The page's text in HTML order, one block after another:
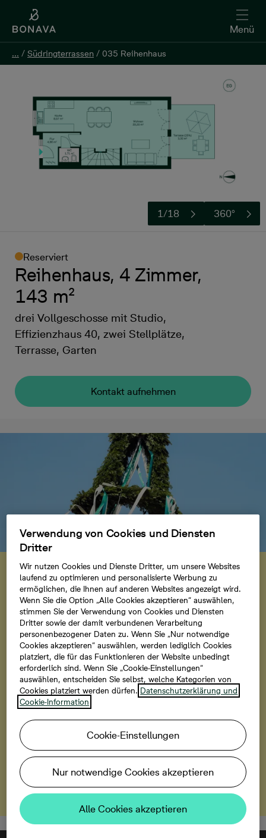
Menü
... / Südringterrassen / 035 Reihenhaus
1/18 360°
Reserviert
Reihenhaus, 4 Zimmer,
143 m²
drei Vollgeschosse mit Studio,
Effizienzhaus 40, zwei Stellplätze,
Terrasse, Garten
Kontakt aufnehmen
... / Südringterrassen / 035 Reihenhaus
Besuchen Sie uns zum
Richtfest
Möchten Sie sich einen Eindruck von der entstehenden
Nachbarschaft verschaffen? Am 19. August laden wir
Sie herzlich zum Richtfest ein. Nach dem traditionellen
Richtspruch haben Sie die Möglichkeit, ausgewählte
Häuser im Rohbau zu besichtigen und den aktuellen
Fortschritt aus nächster Nähe zu erleben. In
entspannter Atmosphäre beantworten wir gerne Ihre
Fragen rund um die Häuser, den weiteren Ablauf oder
die Finanzierung. Wir freuen uns auf Ihren Besuch.
Zur Anmeldung
Verwendung von Cookies und Diensten
Dritter
Wir nutzen Cookies und Dienste Dritter, um unsere Websites
laufend zu optimieren und personalisierte Werbung zu
ermöglichen, die Ihnen auf anderen Websites angezeigt wird.
Wenn Sie die Option „Alle Cookies akzeptieren“ auswählen,
stimmen Sie der Verwendung von Cookies und Diensten
Dritter sowie der damit verbundenen Verarbeitung
personenbezogener Daten zu. Wenn Sie „Nur notwendige
Cookies akzeptieren“ auswählen, werden lediglich Cookies
platziert, die für das Funktionieren der Website unbedingt
erforderlich sind. Wenn Sie „Cookie-Einstellungen“
auswählen, entscheiden Sie selbst, welche Kategorien von
Cookies platziert werden dürfen. Datenschutzerklärung und
Cookie-Information
Cookie-Einstellungen
Nur notwendige Cookies akzeptieren
Alle Cookies akzeptieren